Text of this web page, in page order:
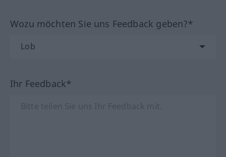
Wozu möchten Sie uns Feedback geben?*
Ihr Feedback*